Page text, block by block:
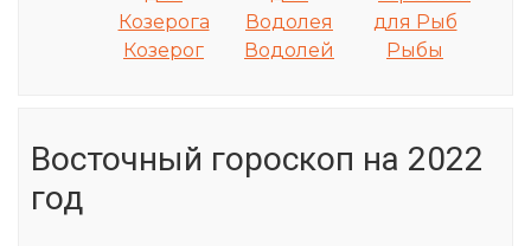
Козерог Водолей Рыбы
Восточный гороскоп на 2022
год